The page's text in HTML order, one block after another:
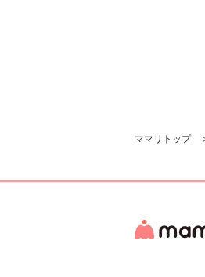
ママリトップ